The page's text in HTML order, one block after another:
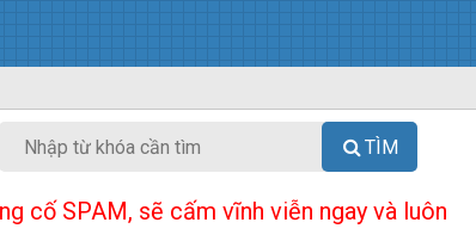
TÌM
cố SPAM, sẽ cấm vĩnh viễn ngay và luôn